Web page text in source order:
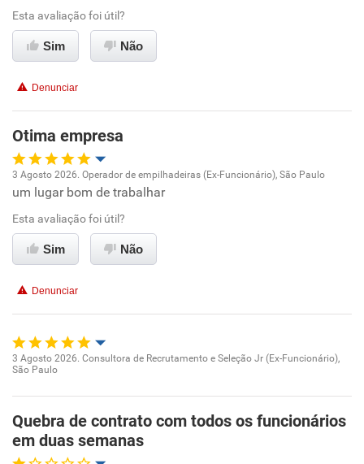
Recomenda esta empresa
Recomenda a diretoria
Esta avaliação foi útil?
Sim Não
Denunciar
Otima empresa
Oportunidade de promoção
Ambiente de trabalho
Benefícios
Recomenda esta empresa
3 Agosto 2026. Operador de empilhadeiras (Ex-Funcionário), São Paulo
um lugar bom de trabalhar
Esta avaliação foi útil?
Sim Não
Denunciar
Oportunidade de promoção
Ambiente de trabalho
Conciliação com a vida familiar
3 Agosto 2026. Consultora de Recrutamento e Seleção Jr (Ex-Funcionário),
São Paulo
Quebra de contrato com todos os funcionários
em duas semanas